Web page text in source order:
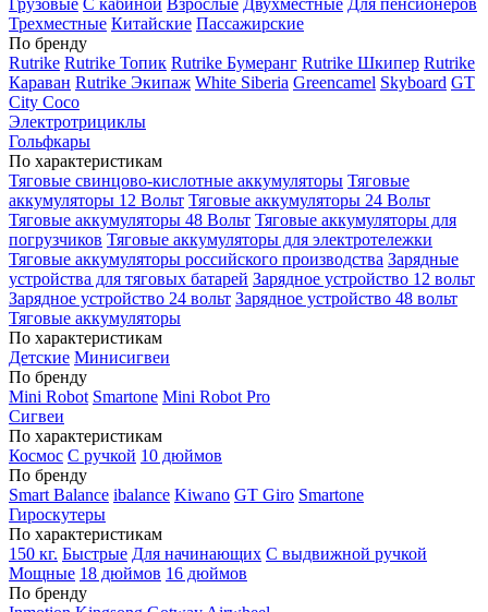
Грузовые С кабиной Взрослые Двухместные Для пенсионеров
Трехместные Китайские Пассажирские
По бренду
Rutrike Rutrike Топик Rutrike Бумеранг Rutrike Шкипер Rutrike
Караван Rutrike Экипаж White Siberia Greencamel Skyboard GT
City Coco
Электротрициклы
Гольфкары
По характеристикам
Тяговые свинцово-кислотные аккумуляторы Тяговые
аккумуляторы 12 Вольт Тяговые аккумуляторы 24 Вольт
Тяговые аккумуляторы 48 Вольт Тяговые аккумуляторы для
погрузчиков Тяговые аккумуляторы для электротележки
Тяговые аккумуляторы российского производства Зарядные
устройства для тяговых батарей Зарядное устройство 12 вольт
Зарядное устройство 24 вольт Зарядное устройство 48 вольт
Тяговые аккумуляторы
По характеристикам
Детские Минисигвеи
По бренду
Mini Robot Smartone Mini Robot Pro
Сигвеи
По характеристикам
Космос С ручкой 10 дюймов
По бренду
Smart Balance ibalance Kiwano GT Giro Smartone
Гироскутеры
По характеристикам
150 кг. Быстрые Для начинающих С выдвижной ручкой
Мощные 18 дюймов 16 дюймов
По бренду